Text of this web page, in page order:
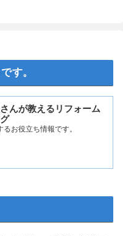
す。
んが教えるリフォーム
お役立ち情報です。